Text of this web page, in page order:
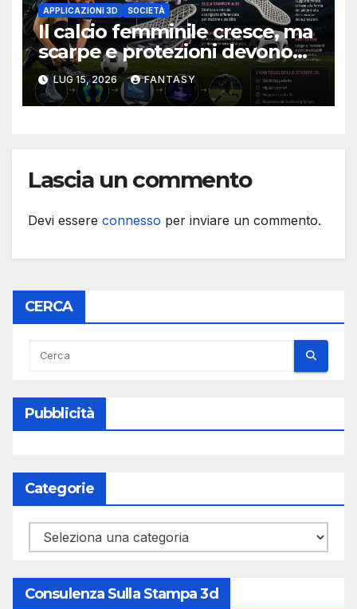
APPLICAZIONI 3D SOCIETÀ
Il calcio femminile cresce, ma
scarpe e protezioni devono
ancora cambiaree la stampa
3d può aiutare
LUG 15, 2026 FANTASY
Lascia un commento
Devi essere connesso per inviare un commento.
CERCA
Pubblicità
Categorie
Categorie
Consulenza Sulla Stampa 3d